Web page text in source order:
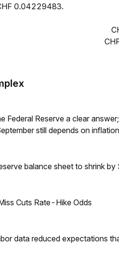
0.04229483.
Federal Reserve a clear
still depends on
balance sheet to shrink
Cuts Rate-Hike Odds
data reduced expectations